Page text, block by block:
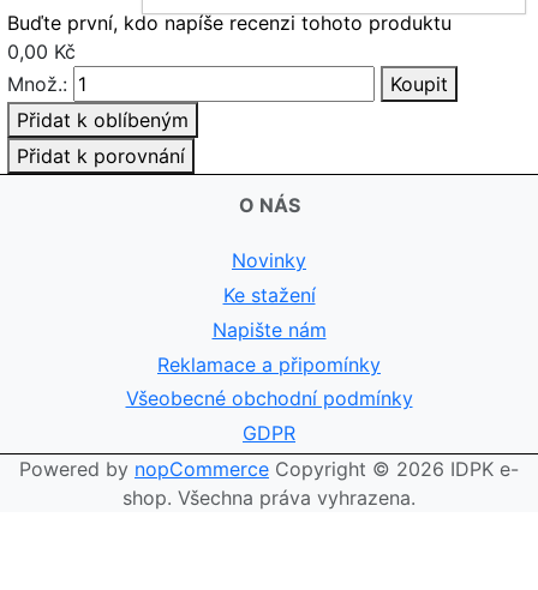
Buďte první, kdo napíše recenzi tohoto produktu
0,00 Kč
Množ.:
Koupit
Přidat k oblíbeným
Přidat k porovnání
O NÁS
Novinky
Ke stažení
Napište nám
Reklamace a připomínky
Všeobecné obchodní podmínky
GDPR
Powered by nopCommerce Copyright © 2026 IDPK e-
shop. Všechna práva vyhrazena.